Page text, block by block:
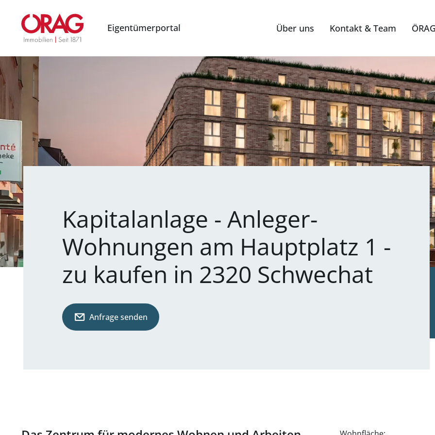
Eigentümerportal Über uns Kontakt & Team
Kapitalanlage - Anleger-
Wohnungen am Hauptplatz 1 -
zu kaufen in 2320 Schwechat
Anfrage senden